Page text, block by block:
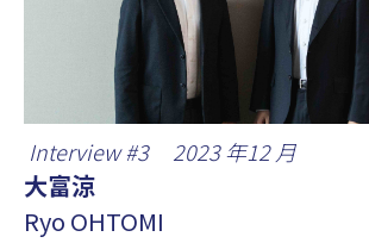
Interview #3 2023年12月
大富涼
Ryo OHTOMI